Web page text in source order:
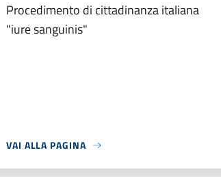
Procedimento di cittadinanza italiana
"iure sanguinis"
VAI ALLA PAGINA